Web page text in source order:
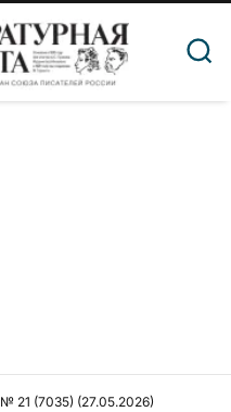
№ 21 (7035) (27.05.2026)